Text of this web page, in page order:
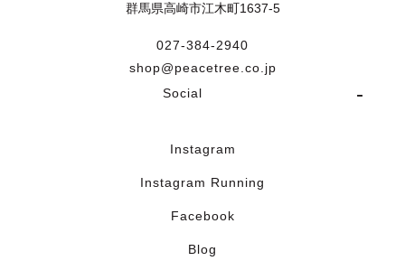
群馬県高崎市江木町1637-5
027-384-2940
shop@peacetree.co.jp
Social
Instagram
Instagram Running
Facebook
Blog